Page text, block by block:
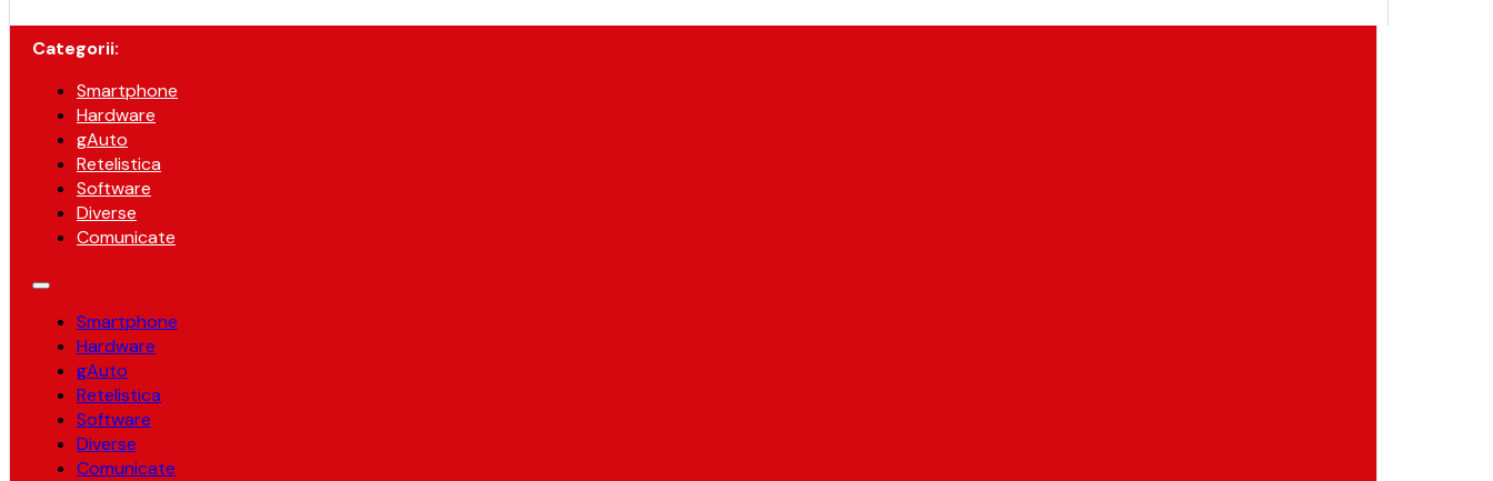
Categorii:
Smartphone
Hardware
gAuto
Retelistica
Software
Diverse
Comunicate
Smartphone
Hardware
gAuto
Retelistica
Software
Diverse
Comunicate